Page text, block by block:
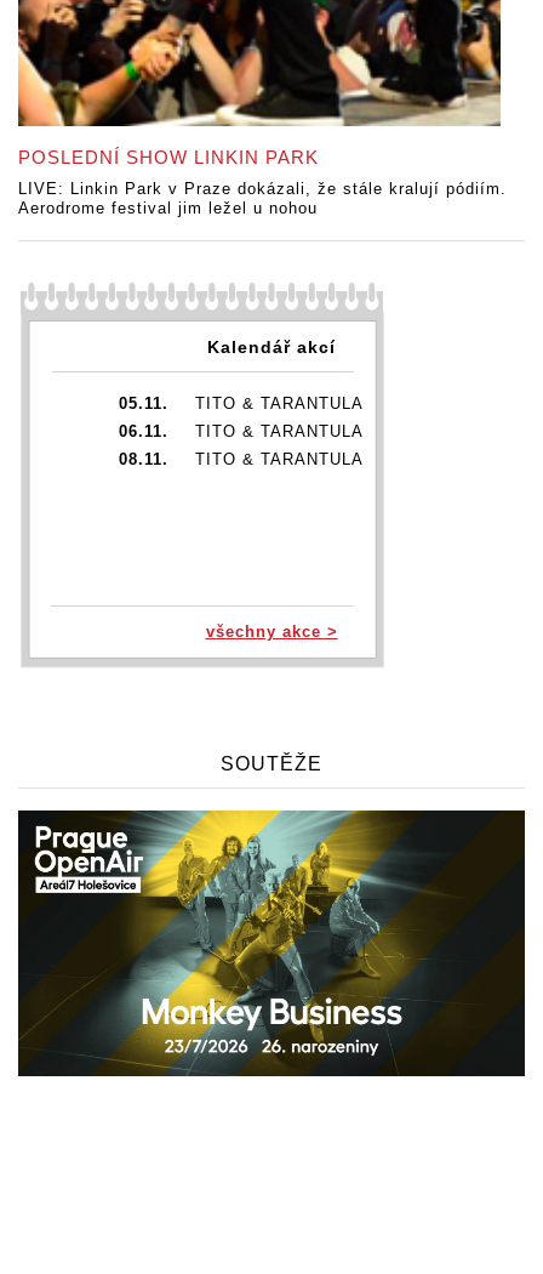
POSLEDNÍ SHOW LINKIN PARK
LIVE: Linkin Park v Praze dokázali, že stále kralují pódiím.
Aerodrome festival jim ležel u nohou
Kalendář akcí
05.11.
TITO & TARANTULA
06.11.
TITO & TARANTULA
08.11.
TITO & TARANTULA
všechny akce >
SOUTĚŽE